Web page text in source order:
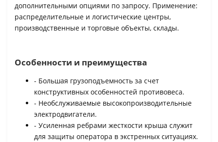
дополнительными опциями по запросу. Применение:
распределительные и логистические центры,
производственные и торговые объекты, склады.
Особенности и преимущества
- Большая грузоподъемность за счет
конструктивных особенностей противовеса.
- Необслуживаемые высокопроизводительные
электродвигатели.
- Усиленная ребрами жесткости крыша служит
для защиты оператора в экстренных ситуациях.